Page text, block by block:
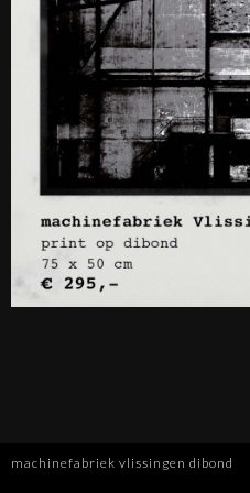
machinefabriek vlissingen dibond